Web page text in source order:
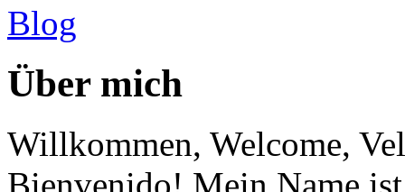
Über mich
Willkommen, Welcome,
Bienvenido! Mein Name